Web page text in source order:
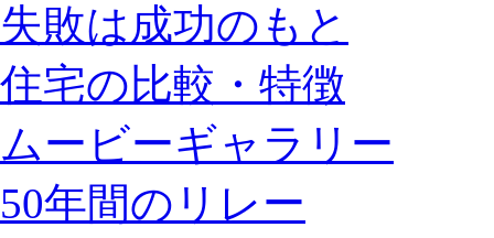
失敗は成功のもと
住宅の比較・特徴
ムービーギャラリー
50年間のリレー